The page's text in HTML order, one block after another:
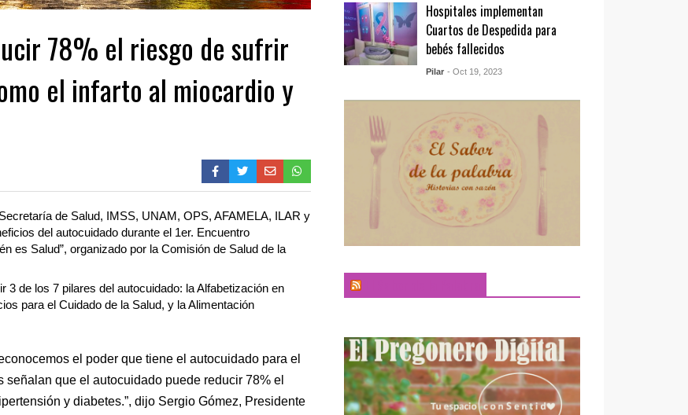
78% el riesgo de sufrir
el infarto al miocardio y
de Salud, IMSS, UNAM, OPS, AFAMELA, ILAR y
del autocuidado durante el 1er. Encuentro
es Salud”, organizado por la Comisión de Salud de la
3 de los 7 pilares del autocuidado: la Alfabetización en
para el Cuidado de la Salud, y la Alimentación
el poder que tiene el autocuidado para el
que el autocuidado puede reducir 78% el
y diabetes.”, dijo Sergio Gómez, Presidente
Hospitales implementan
Cuartos de Despedida para
bebés fallecidos
Pilar - Oct 19, 2023